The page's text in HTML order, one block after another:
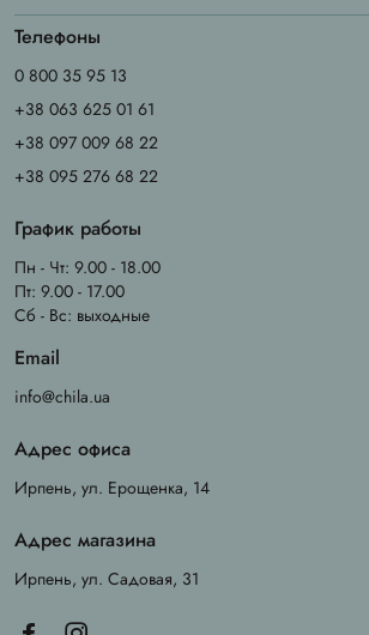
Телефоны
0 800 35 95 13
+38 063 625 01 61
+38 097 009 68 22
+38 095 276 68 22
График работы
Пн - Чт: 9.00 - 18.00
Пт: 9.00 - 17.00
Сб - Вс: выходные
Email
info@chila.ua
Адрес офиса
Ирпень, ул. Ерощенка, 14
Адрес магазина
Ирпень, ул. Садовая, 31